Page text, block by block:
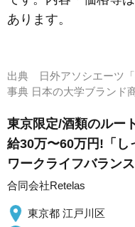
あります。
出典
日外アソシエーツ
事典 日本の大学ブラン
東京限定/酒類のルー
給30万〜60万円!「し
ワークライフバラン
合同会社Retelas
東京都 江戸川区